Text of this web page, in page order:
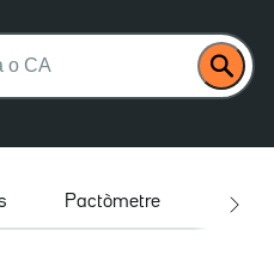
Pactòmetre